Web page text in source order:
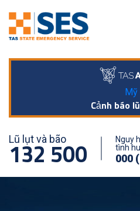
Mỹ
Cảnh báo
Lũ lụt và bão
132 500
Nguy
tình
000